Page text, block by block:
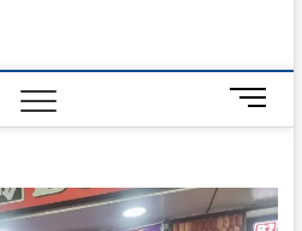
M
e
B